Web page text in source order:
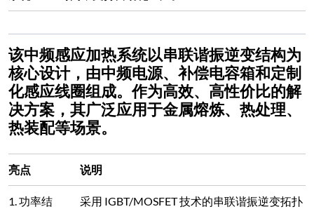
该中频感应加热系统以串联谐振逆变结构为
核心设计，由中频电源、补偿电容箱和定制
化感应线圈组成。作为高效、高性价比的解
决方案，其广泛应用于金属熔炼、热处理、
热装配等场景。
亮点 说明
1. 功率结
采用 IGBT/MOSFET 技术的串联谐振逆变拓扑